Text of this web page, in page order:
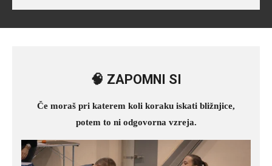
🧠 ZAPOMNI SI
Če moraš pri katerem koli koraku iskati bližnjice,
potem to ni odgovorna vzreja.